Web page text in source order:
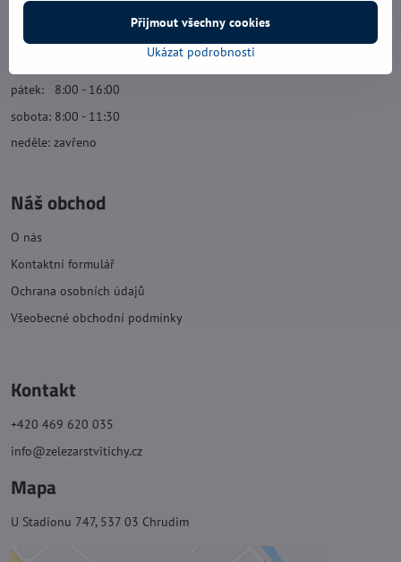
úterý: 8:00 - 17:00
středa: 8:00 - 16:00
pátek: 8:00 - 16:00
sobota: 8:00 - 11:30
neděle: zavřeno
Náš obchod
O nás
Kontaktní formulář
Ochrana osobních údajů
Všeobecné obchodní podmínky
Kontakt
+420 469 620 035
info@zelezarstvitichy.cz
Mapa
U Stadionu 747, 537 03 Chrudim
Ukázat podrobnosti
Přijmout všechny cookies